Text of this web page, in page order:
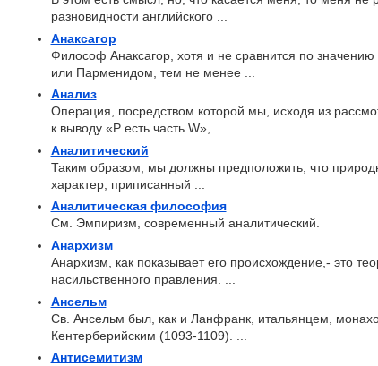
разновидности английского ...
Анаксагор
Философ Анаксагор, хотя и не сравнится по
или Парменидом, тем не менее ...
Анализ
Операция, посредством которой мы, исходя из
к выводу «Р есть часть W», ...
Аналитический
Таким образом, мы должны предположить, что
характер, приписанный ...
Аналитическая философия
См. Эмпиризм, современный аналитический.
Анархизм
Анархизм, как показывает его происхождение,- это
насильственного правления. ...
Ансельм
Св. Ансельм был, как и Ланфранк, итальянцем,
Кентерберийским (1093-1109). ...
Антисемитизм